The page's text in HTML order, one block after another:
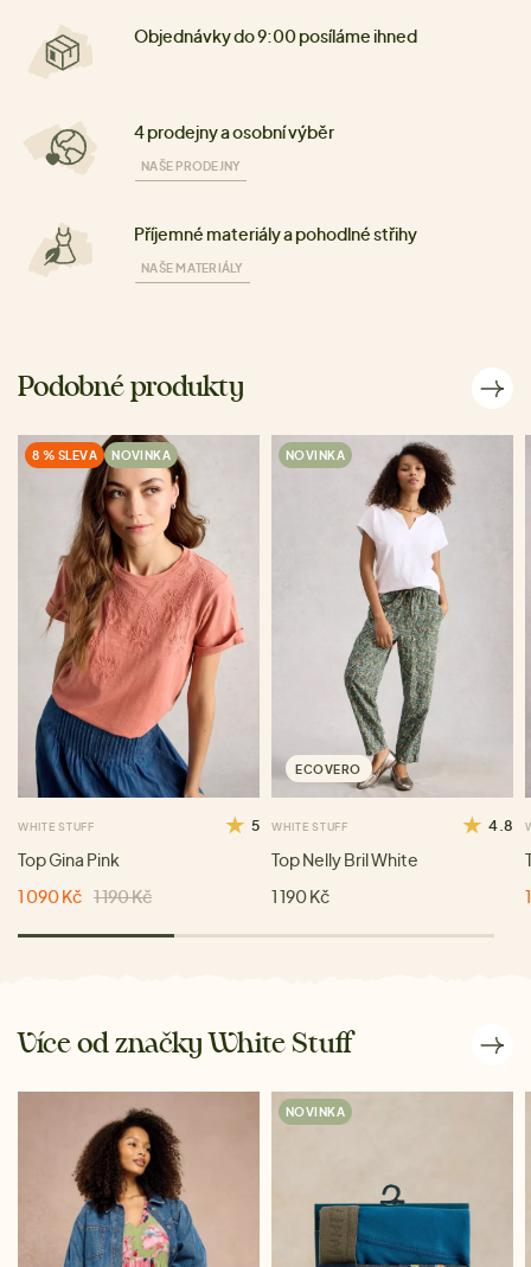
Objednávky do 9:00 posíláme ihned
4 prodejny a osobní výběr
NAŠE PRODEJNY
Příjemné materiály a pohodlné střihy
NAŠE MATERIÁLY
Podobné produkty
8 % SLEVA NOVINKA
WHITE STUFF 5
Top Gina Pink
1 090 Kč 1 190 Kč
NOVINKA
ECOVERO
WHITE STUFF 4.8
Top Nelly Bril White
1 190 Kč
Více od značky White Stuff
NOVINKA